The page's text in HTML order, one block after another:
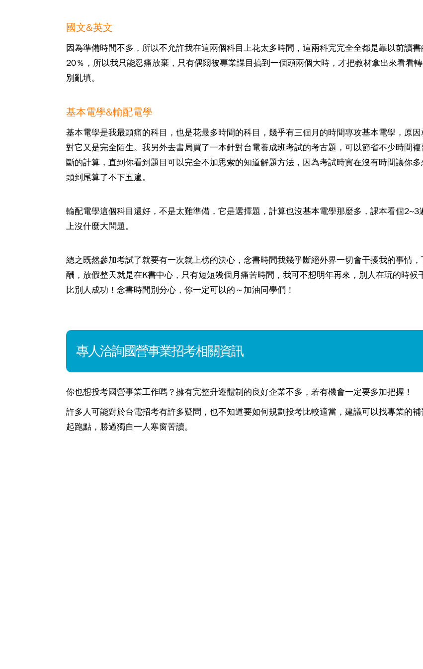
國文&英文
因為準備時間不多，所以不允許我在這兩個科目上花太多時間，這兩科完完全全都是靠以前讀
20％，所以我只能忍痛放棄，只有偶爾被專業課目搞到一個頭兩個大時，才把教材拿出來看看
別亂填。
基本電學&輸配電學
基本電學是我最頭痛的科目，也是花最多時間的科目，幾乎有三個月的時間專攻基本電學，原
對它又是完全陌生。我另外去書局買了一本針對台電養成班考試的考古題，可以節省不少時間
斷的計算，直到你看到題目可以完全不加思索的知道解題方法，因為考試時實在沒有時間讓你
頭到尾算了不下五遍。
輸配電學這個科目還好，不是太難準備，它是選擇題，計算也沒基本電學那麼多，課本看個
上沒什麼大問題。
總之既然參加考試了就要有一次就上榜的決心，念書時間我幾乎斷絕外界一切會干擾我的事情
酬，放假整天就是在K書中心，只有短短幾個月痛苦時間，我可不想明年再來，別人在玩的時
比別人成功！念書時間別分心，你一定可以的～加油同學們！
專人洽詢國營事業招考相關資訊
你也想投考國營事業工作嗎？擁有完整升遷體制的良好企業不多，若有機會一定要多加把握！
許多人可能對於台電招考有許多疑問，也不知道要如何規劃投考比較適當，建議可以找專業的
起跑點，勝過獨自一人寒窗苦讀。